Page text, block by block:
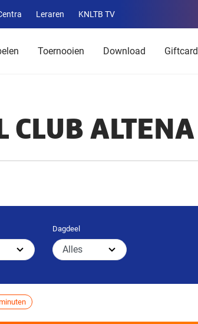
Leraren KNLTB TV
Service
menu
Toernooien Download Giftcard
CLUB ALTENA
Dagdeel